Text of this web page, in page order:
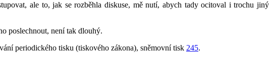
ale to, jak se rozběhla diskuse, mě nutí, abych tady ocitoval i trochu jiný
poslechnout, není tak dlouhý.
periodického tisku (tiskového zákona), sněmovní tisk 245.